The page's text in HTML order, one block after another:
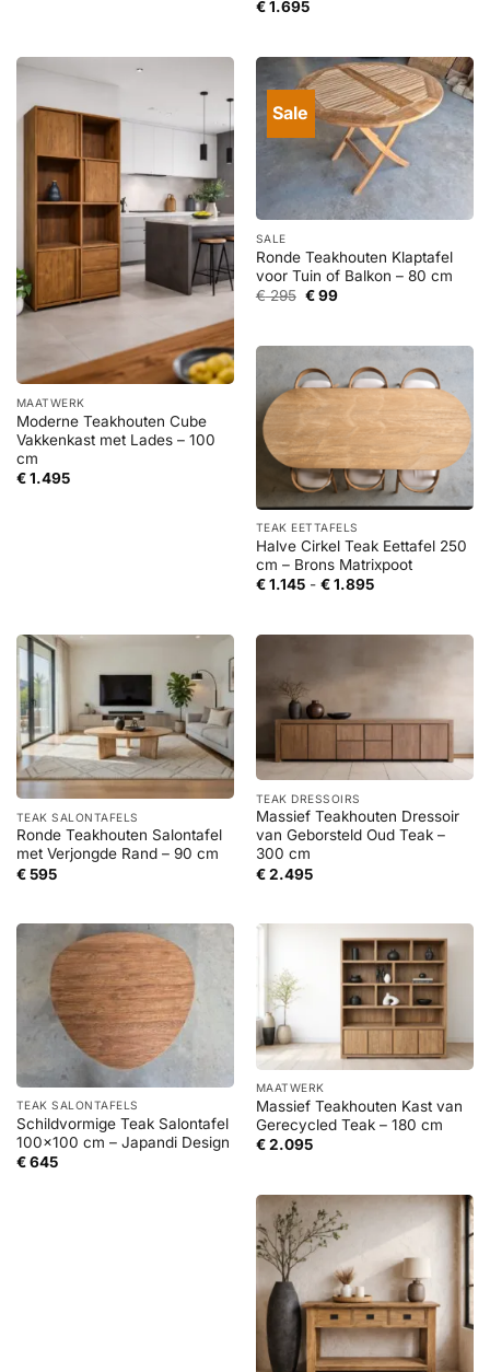
€1.695
MAATWERK
Moderne Teakhouten Cube
Vakkenkast met Lades – 100
cm
€1.495
Sale
SALE
Ronde Teakhouten Klaptafel
voor Tuin of Balkon – 80 cm
€295 Oorspronkelijke
€99Huidige
TEAK EETTAFELS
Halve Cirkel Teak Eettafel 250
cm – Brons Matrixpoot
€1.145 - €1.895Prijsklasse:
TEAK SALONTAFELS
Ronde Teakhouten Salontafel
met Verjongde Rand – 90 cm
€595
TEAK DRESSOIRS
Massief Teakhouten Dressoir
van Geborsteld Oud Teak –
300 cm
€2.495
TEAK SALONTAFELS
Schildvormige Teak Salontafel
100×100 cm – Japandi Design
€645
MAATWERK
Massief Teakhouten Kast van
Gerecycled Teak – 180 cm
€2.095